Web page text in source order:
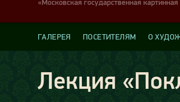
«Московская государственная
ГАЛЕРЕЯ ПОСЕТИТЕЛЯМ О
Лекция